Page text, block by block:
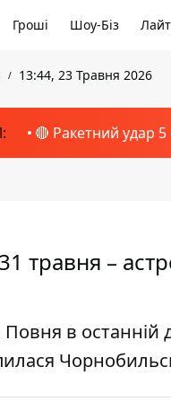
Гроші Шоу-Біз Лайт
13:44, 23 Травня 2026
🔴 Ракетний удар
травня –
в